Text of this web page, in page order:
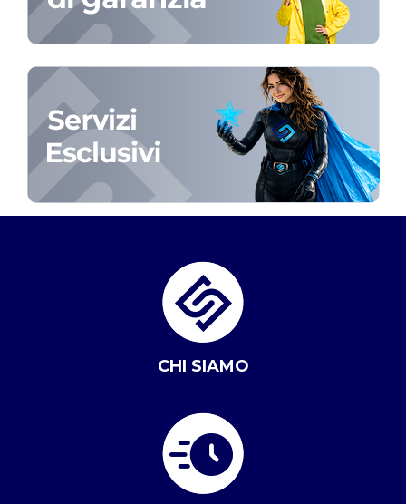
CHI SIAMO